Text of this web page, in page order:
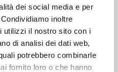
dei social media e per
inoltre
utilizzi il nostro sito con i
di analisi dei dati web,
potrebbero combinarle
fornito loro o che hanno
di Dosolo